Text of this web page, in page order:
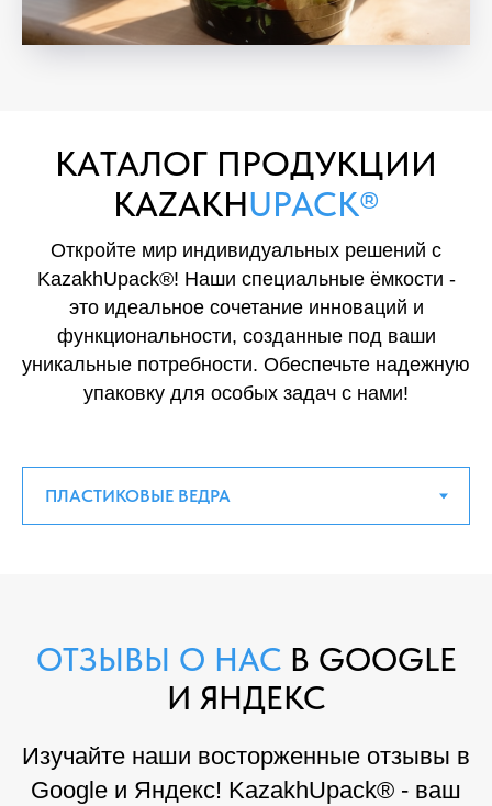
KAТАЛОГ ПРОДУКЦИИ
KAZAKHUPACK®
Откройте мир индивидуальных решений с
KazakhUpack®! Наши специальные ёмкости -
это идеальное сочетание инноваций и
функциональности, созданные под ваши
уникальные потребности. Обеспечьте надежную
упаковку для особых задач с нами!
ОТЗЫВЫ О НАСВ GOOGLE
И ЯНДЕКС
Изучайте наши восторженные отзывы в
Google и Яндекс! KazakhUpack® - ваш